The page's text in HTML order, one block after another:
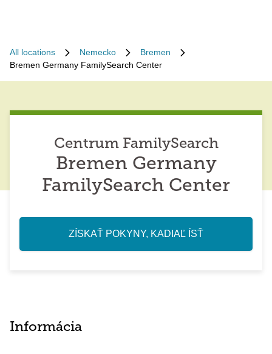
All locations Nemecko
Bremen
Bremen Germany FamilySearch Center
Centrum FamilySearch
Bremen Germany
FamilySearch Center
ZÍSKAŤ POKYNY, KADIAĽ ÍSŤ
Informácia